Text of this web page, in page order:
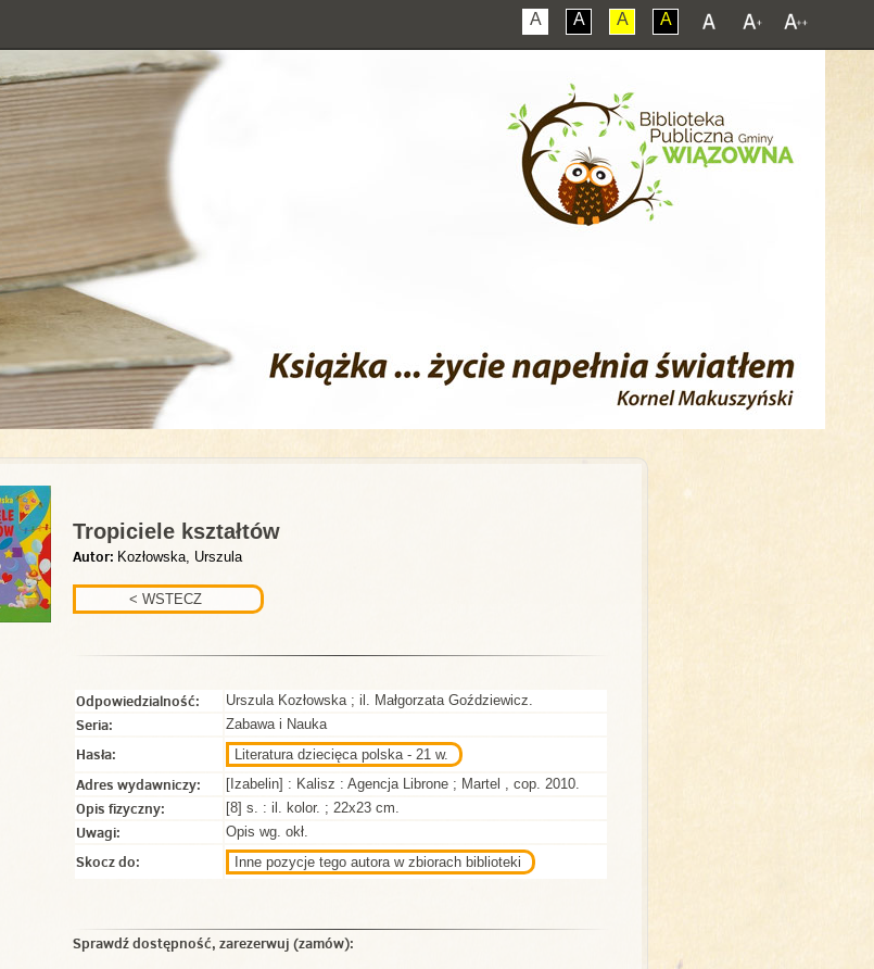
A A A A
Tropiciele kształtów
Autor: Kozłowska, Urszula
Odpowiedzialność: Urszula Kozłowska ; il. Małgorzata Goździewicz.
Seria: Zabawa i Nauka
Hasła: Literatura dziecięca polska - 21 w.
Adres wydawniczy: [Izabelin] : Kalisz : Agencja Librone ; Martel , cop. 2010.
Opis fizyczny: [8] s. : il. kolor. ; 22x23 cm.
Uwagi: Opis wg. okł.
Skocz do: Inne pozycje tego autora w zbiorach biblioteki
Sprawdź dostępność, zarezerwuj (zamów):